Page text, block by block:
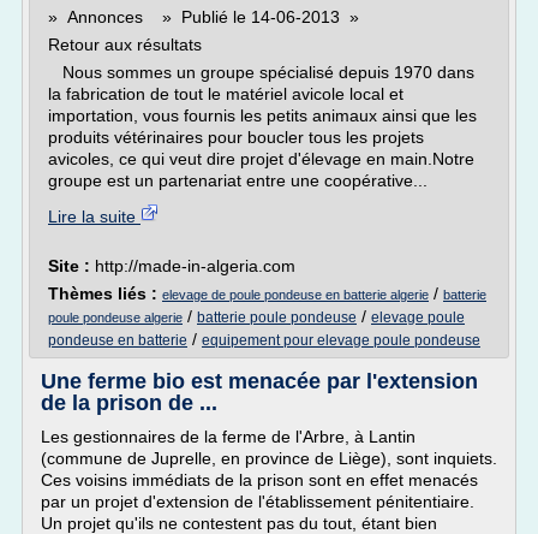
» Annonces » Publié le 14-06-2013 »
Retour aux résultats
Nous sommes un groupe spécialisé depuis 1970 dans
la fabrication de tout le matériel avicole local et
importation, vous fournis les petits animaux ainsi que les
produits vétérinaires pour boucler tous les projets
avicoles, ce qui veut dire projet d'élevage en main.Notre
groupe est un partenariat entre une coopérative...
Lire la suite
Site : http://made-in-algeria.com
Thèmes liés : elevage de poule pondeuse en batterie algerie / batterie
poule pondeuse algerie / batterie poule pondeuse / elevage poule
pondeuse en batterie / equipement pour elevage poule pondeuse
Une ferme bio est menacée par l'extension
de la prison de ...
Les gestionnaires de la ferme de l'Arbre, à Lantin
(commune de Juprelle, en province de Liège), sont inquiets.
Ces voisins immédiats de la prison sont en effet menacés
par un projet d'extension de l'établissement pénitentiaire.
Un projet qu'ils ne contestent pas du tout, étant bien